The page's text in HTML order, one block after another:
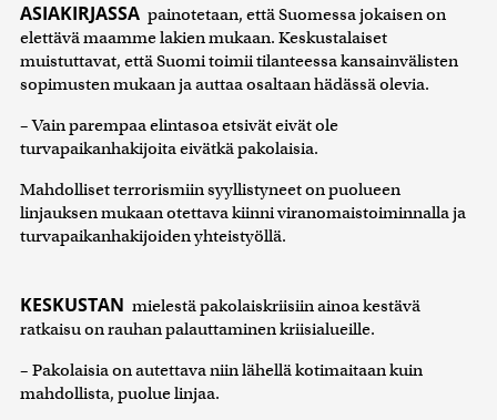
ASIAKIRJASSA painotetaan, että Suomessa jokaisen on
elettävä maamme lakien mukaan. Keskustalaiset
muistuttavat, että Suomi toimii tilanteessa kansainvälisten
sopimusten mukaan ja auttaa osaltaan hädässä olevia.
– Vain parempaa elintasoa etsivät eivät ole
turvapaikanhakijoita eivätkä pakolaisia.
Mahdolliset terrorismiin syyllistyneet on puolueen
linjauksen mukaan otettava kiinni viranomaistoiminnalla ja
turvapaikanhakijoiden yhteistyöllä.
KESKUSTAN mielestä pakolaiskriisiin ainoa kestävä
ratkaisu on rauhan palauttaminen kriisialueille.
– Pakolaisia on autettava niin lähellä kotimaitaan kuin
mahdollista, puolue linjaa.